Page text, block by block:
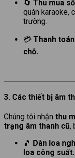
🔄 Thu mua
quán karaoke,
trường.
💳 Thanh
chỗ.
3. Các thiết bị âm
Chúng tôi nhận thu
trạng âm thanh cũ,
🎵 Dàn loa
loa công suất.